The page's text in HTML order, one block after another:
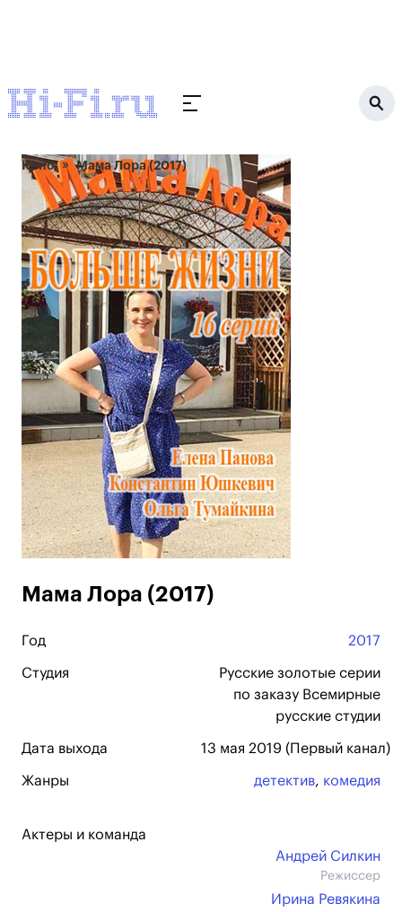
Кино Мама Лора (2017)
Мама Лора (2017)
Год 2017
Студия
Русские золотые серии
по заказу Всемирные
русские студии
Дата выхода 13 мая 2019 (Первый канал)
Жанры детектив, комедия
Актеры и команда
Андрей Силкин
Режиссер
Ирина Ревякина